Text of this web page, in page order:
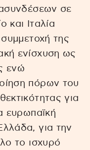
σε
και Ιταλία
της
ενίσχυση ως
ενώ
πόρων του
για
ευρωπαϊκή
για την
το ισχυρό